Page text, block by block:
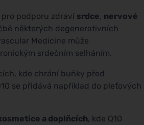
podporu zdraví srdce, nervové
některých degenerativních
Medicine může
srdečním selháním.
kde chrání buňky před
se přidává například do pleťových
a doplňcích, kde Q10